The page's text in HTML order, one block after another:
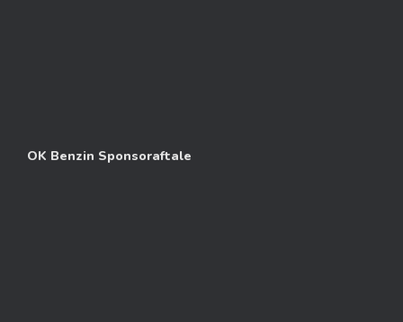
OK Benzin Sponsoraftale